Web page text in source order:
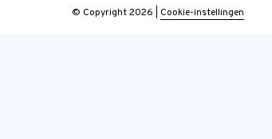
© Copyright 2026 Cookie-instellingen